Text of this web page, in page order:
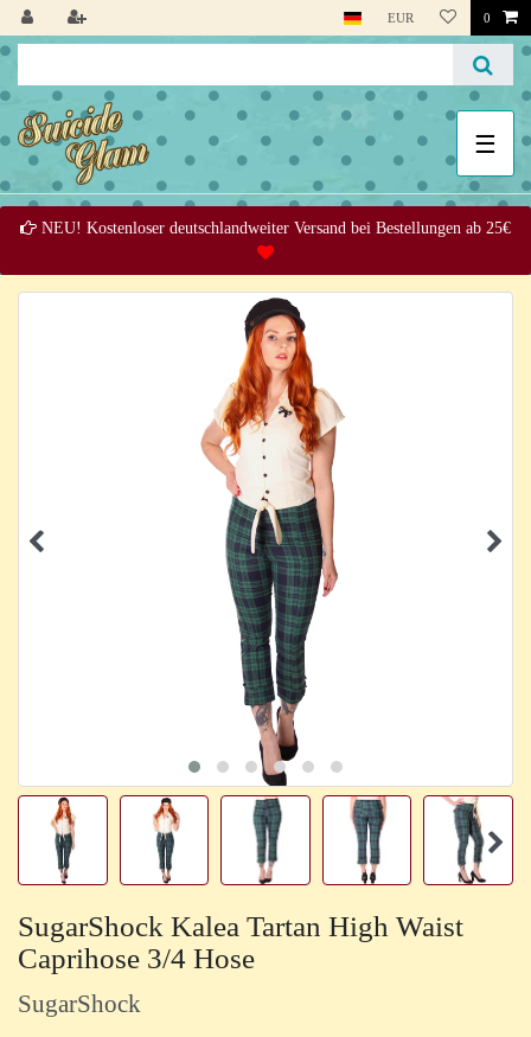
EUR 0
☰
NEU! Kostenloser deutschlandweiter Versand bei Bestellungen ab 25€
SugarShock Kalea Tartan High Waist
Caprihose 3/4 Hose
SugarShock